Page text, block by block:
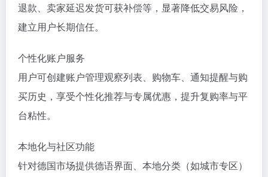
退款、卖家延迟发货可获补偿等，显著降低交易风险，
建立用户长期信任。
个性化账户服务
用户可创建账户管理观察列表、购物车、通知提醒与购
买历史，享受个性化推荐与专属优惠，提升复购率与平
台粘性。
本地化与社区功能
针对德国市场提供德语界面、本地分类（如城市专区）